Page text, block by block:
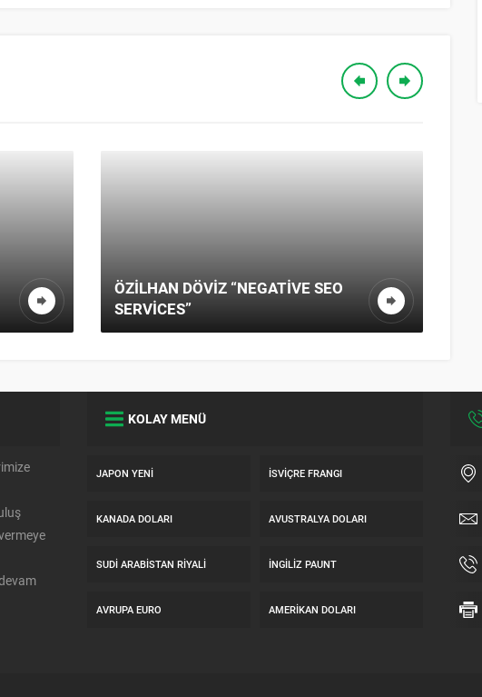
ÖZILHAN DÖVIZ “”
KOLAY MENÜ
JAPON YENI İSVIÇRE FRANGI
KANADA DOLARI AVUSTRALYA DOLARI
SUDI ARABISTAN RIYALI İNGILIZ PAUNT
AVRUPA EURO AMERIKAN DOLARI